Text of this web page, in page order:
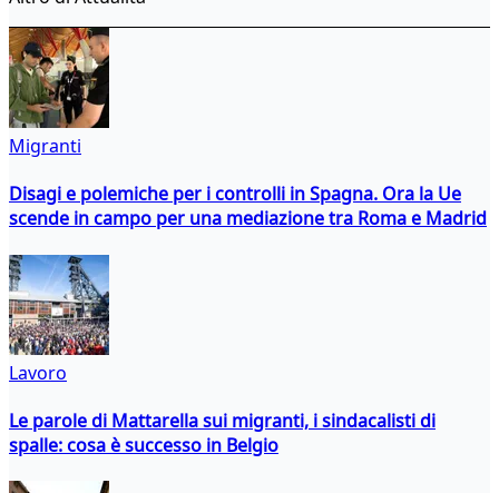
Migranti
Disagi e polemiche per i controlli in Spagna. Ora la Ue
scende in campo per una mediazione tra Roma e Madrid
Lavoro
Le parole di Mattarella sui migranti, i sindacalisti di
spalle: cosa è successo in Belgio